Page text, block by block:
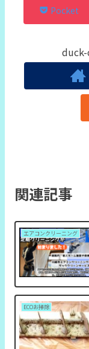
Pocket
duck-
関連記事
エアコンクリーニング
ECOお掃除